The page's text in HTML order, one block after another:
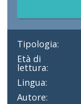
Tipologia:
Età di
lettura:
Lingua:
Autore: